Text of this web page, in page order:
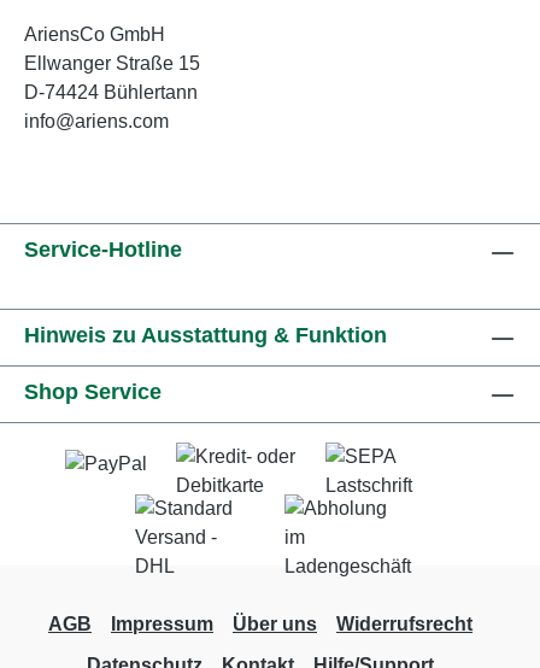
AriensCo GmbH
Ellwanger Straße 15
D-74424 Bühlertann
info@ariens.com
Service-Hotline
Hinweis zu Ausstattung & Funktion
Shop Service
AGB Impressum Über uns
Widerrufsrecht